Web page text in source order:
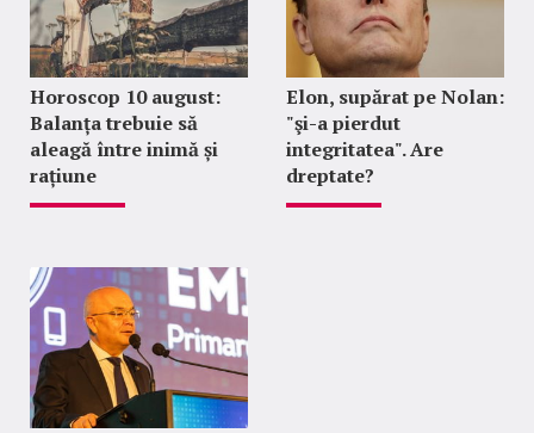
Horoscop 10 august:
Balanța trebuie să
aleagă între inimă și
rațiune
Elon, supărat pe Nolan:
"şi-a pierdut
integritatea". Are
dreptate?